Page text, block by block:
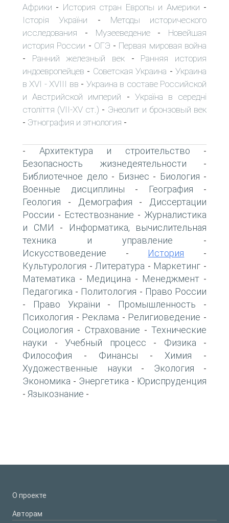
Африки - История стран Европы и Америки -
Історія України - Методы исторического
исследования - Музееведение- Новейшая
история России - ОГЭ - Первая мировая война
- Ранний железный век - Ранняя история
индоевропейцев - Советская Украина -Украина
в XVI - XVIII вв - Украина в составе Российской
и Австрийской империй - Україна в середні
століття (VII-XV ст.) - Энеолит и бронзовый век
- Этнография и этнология -
- Архитектура и строительство -
Безопасность жизнедеятельности -
Библиотечное дело - Бизнес - Биология -
Военные дисциплины - География -
Геология - Демография -
Диссертации
России - Естествознание - Журналистика
и СМИ -
Информатика, вычислительная
техника и управление -
Искусствоведение - История -
Культурология - Литература - Маркетинг -
Математика - Медицина - Менеджмент -
Педагогика - Политология - Право России
- Право України - Промышленность -
Психология - Реклама - Религиоведение -
Социология - Страхование - Технические
науки - Учебный процесс - Физика -
Философия - Финансы - Химия -
Художественные науки - Экология -
Экономика - Энергетика - Юриспруденция
- Языкознание -
О проекте
Авторам